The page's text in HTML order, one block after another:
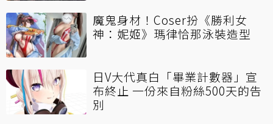
魔鬼身材！Coser扮《勝利女
神：妮姬》瑪律恰那泳裝造型
日V大代真白「畢業計數器」宣
布終止 一份來自粉絲500天的告
別